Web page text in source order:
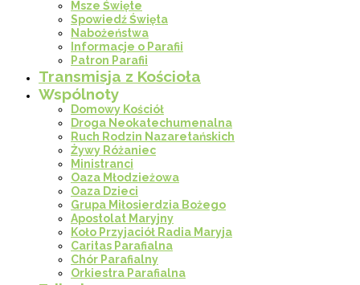
Msze Święte
Spowiedź Święta
Nabożeństwa
Informacje o Parafii
Patron Parafii
Transmisja z Kościoła
Wspólnoty
Domowy Kościół
Droga Neokatechumenalna
Ruch Rodzin Nazaretańskich
Żywy Różaniec
Ministranci
Oaza Młodzieżowa
Oaza Dzieci
Grupa Miłosierdzia Bożego
Apostolat Maryjny
Koło Przyjaciół Radia Maryja
Caritas Parafialna
Chór Parafialny
Orkiestra Parafialna